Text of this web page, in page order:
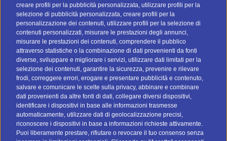
creare profili per la pubblicità personalizzata, utilizzare profili per la
selezione di pubblicità personalizzata, creare profili per la
personalizzazione dei contenuti, utilizzare profili per la selezione di
contenuti personalizzati, misurare le prestazioni degli annunci,
misurare le prestazioni dei contenuti, comprendere il pubblico
attraverso statistiche o la combinazione di dati provenienti da fonti
diverse, sviluppare e migliorare i servizi, utilizzare dati limitati per la
selezione dei contenuti, garantire la sicurezza, prevenire e rilevare
frodi, correggere errori, erogare e presentare pubblicità e contenuto,
salvare e comunicare le scelte sulla privacy, abbinare e combinare
dati provenienti da altre fonti di dati, collegare diversi dispositivi,
identificare i dispositivi in base alle informazioni trasmesse
automaticamente, utilizzare dati di geolocalizzazione precisi,
riconoscere i dispositivi in base a informazioni richieste attivamente.
Puoi liberamente prestare, rifiutare o revocare il tuo consenso senza
I nostri social
Vai a btomail.es (Spagna)